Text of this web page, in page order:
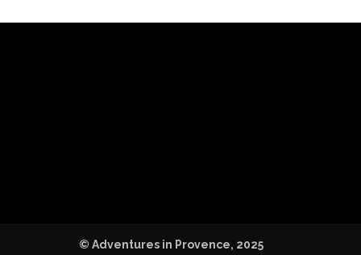
© Adventures in Provence, 2025